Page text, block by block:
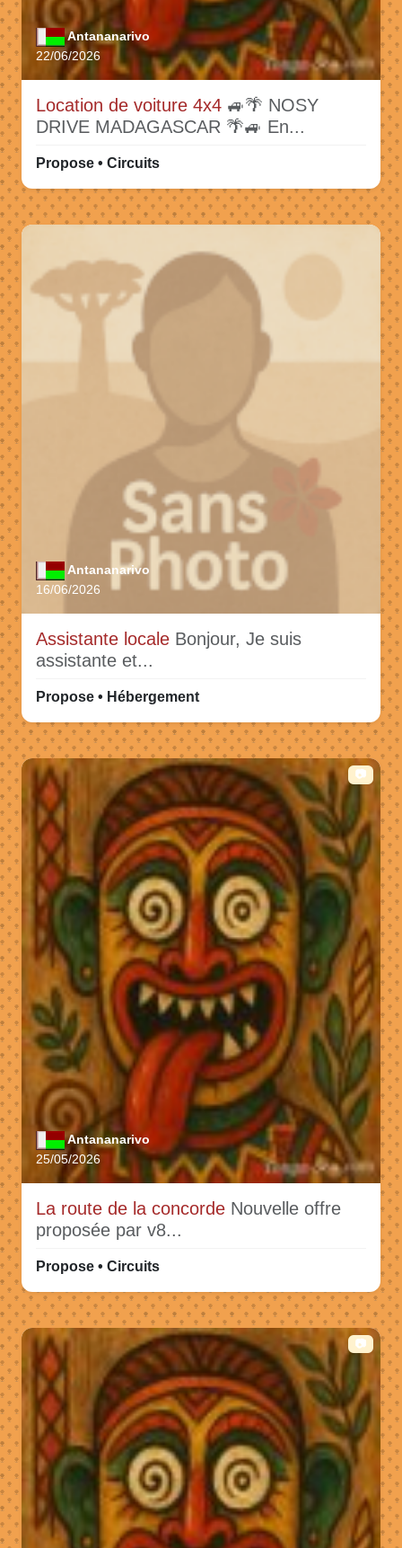
Antananarivo
22/06/2026
Location de voiture 4x4 🚙🌴 NOSY
DRIVE MADAGASCAR 🌴🚙 En...
Propose • Circuits
Antananarivo
16/06/2026
Assistante locale Bonjour, Je suis
assistante et...
Propose • Hébergement
Antananarivo
25/05/2026
📷
La route de la concorde Nouvelle offre
proposée par v8...
Propose • Circuits
📷